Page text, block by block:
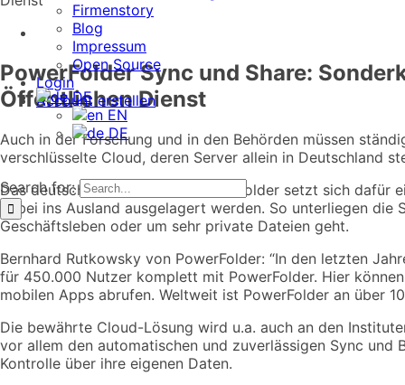
Firmenstory
Blog
Impressum
Open Source
Login
Account erstellen
DE
EN
DE
Search for:
PowerFolder Sync und Share:
Öffentlichen Dienst
Auch in der Forschung und in den Behörden müssen
verschlüsselte Cloud, deren Server allein in Deutschland
Das deutsche Unternehmen PowerFolder setzt sich dafür
dabei ins Ausland ausgelagert werden. So unterliegen
Geschäftsleben oder um sehr private Dateien geht.
Bernhard Rutkowsky von PowerFolder: “In den letzten
für 450.000 Nutzer komplett mit PowerFolder. Hier
mobilen Apps abrufen. Weltweit ist PowerFolder an über
Die bewährte Cloud-Lösung wird u.a. auch an den
vor allem den automatischen und zuverlässigen Sync
Kontrolle über ihre eigenen Daten.